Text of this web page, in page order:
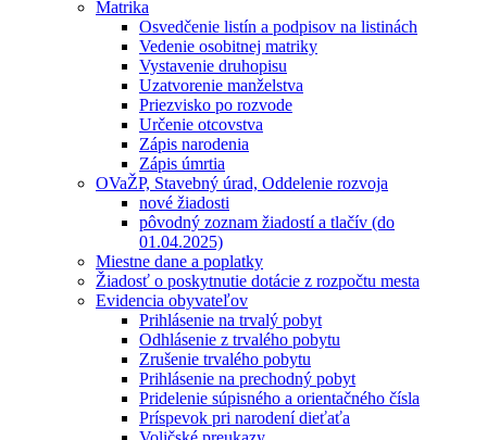
Matrika
Osvedčenie listín a podpisov na listinách
Vedenie osobitnej matriky
Vystavenie druhopisu
Uzatvorenie manželstva
Priezvisko po rozvode
Určenie otcovstva
Zápis narodenia
Zápis úmrtia
OVaŽP, Stavebný úrad, Oddelenie rozvoja
nové žiadosti
pôvodný zoznam žiadostí a tlačív (do
01.04.2025)
Miestne dane a poplatky
Žiadosť o poskytnutie dotácie z rozpočtu mesta
Evidencia obyvateľov
Prihlásenie na trvalý pobyt
Odhlásenie z trvalého pobytu
Zrušenie trvalého pobytu
Prihlásenie na prechodný pobyt
Pridelenie súpisného a orientačného čísla
Príspevok pri narodení dieťaťa